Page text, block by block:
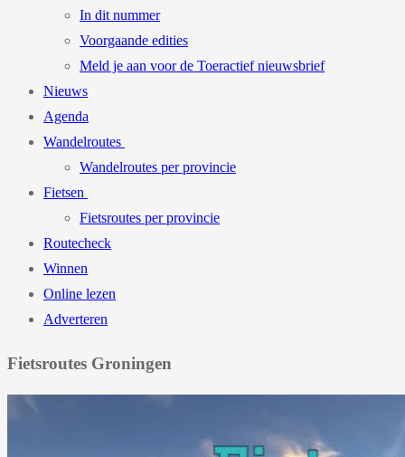
In dit nummer
Voorgaande edities
Meld je aan voor de Toeractief nieuwsbrief
Nieuws
Agenda
Wandelroutes
Wandelroutes per provincie
Fietsen
Fietsroutes per provincie
Routecheck
Winnen
Online lezen
Adverteren
Fietsroutes Groningen